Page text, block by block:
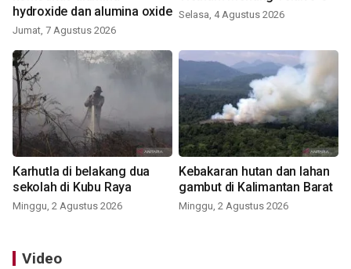
hydroxide dan alumina oxide
Jumat, 7 Agustus 2026
Selasa, 4 Agustus 2026
Karhutla di belakang dua
sekolah di Kubu Raya
Minggu, 2 Agustus 2026
Kebakaran hutan dan lahan
gambut di Kalimantan Barat
Minggu, 2 Agustus 2026
Video